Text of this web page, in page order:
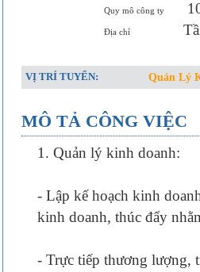
Quy mô công ty
Địa chỉ
VỊ TRÍ TUYỂN: Quản Lý
MÔ TẢ CÔNG VIỆC
1. Quản lý kinh doanh:
- Lập kế hoạch kinh
kinh doanh, thúc đẩy
- Trực tiếp thương lượng,